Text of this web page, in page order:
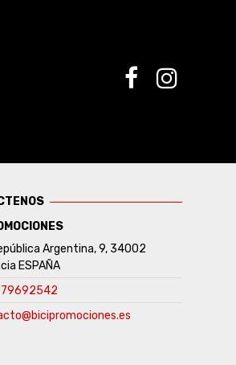
Argentina, 9, 34002
ESPAÑA